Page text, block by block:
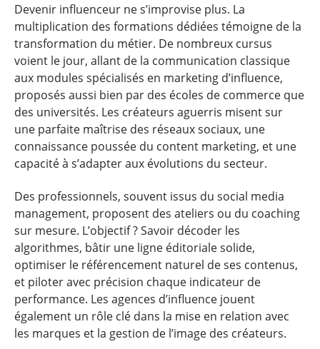
Devenir influenceur ne s’improvise plus. La
multiplication des formations dédiées témoigne de la
transformation du métier. De nombreux cursus
voient le jour, allant de la communication classique
aux modules spécialisés en marketing d’influence,
proposés aussi bien par des écoles de commerce que
des universités. Les créateurs aguerris misent sur
une parfaite maîtrise des réseaux sociaux, une
connaissance poussée du content marketing, et une
capacité à s’adapter aux évolutions du secteur.
Des professionnels, souvent issus du social media
management, proposent des ateliers ou du coaching
sur mesure. L’objectif ? Savoir décoder les
algorithmes, bâtir une ligne éditoriale solide,
optimiser le référencement naturel de ses contenus,
et piloter avec précision chaque indicateur de
performance. Les agences d’influence jouent
également un rôle clé dans la mise en relation avec
les marques et la gestion de l’image des créateurs.